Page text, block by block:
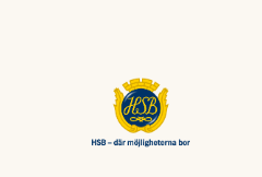
HSB Brf Dagny
Kontakperson:
Ordförande: Anders